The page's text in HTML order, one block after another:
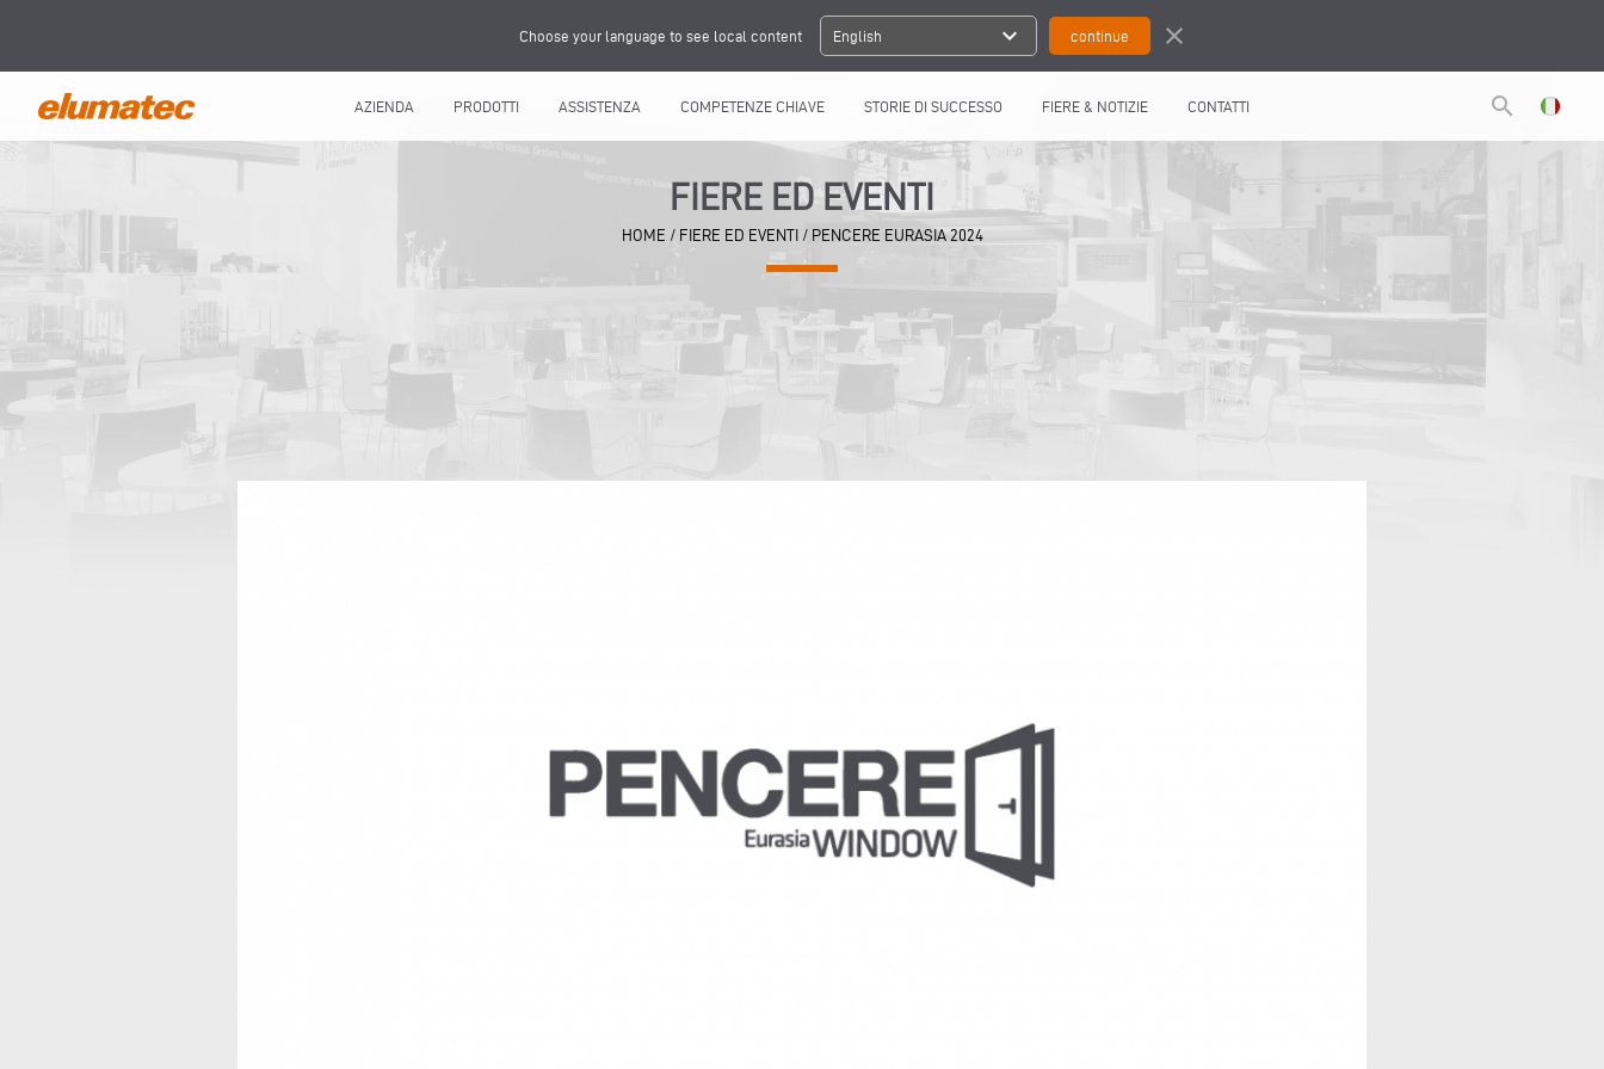
Choose your language to see local content English expand_more close
AZIENDA PRODOTTI ASSISTENZA COMPETENZE CHIAVE STORIE DI SUCCESSO FIERE & NOTIZIE CONTATTI search
FIERE ED EVENTI
HOME / FIERE ED EVENTI / PENCERE EURASIA 2024